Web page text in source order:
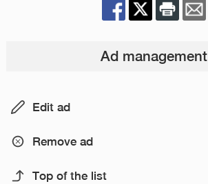
Ad management
Edit ad
Remove ad
Top of the list